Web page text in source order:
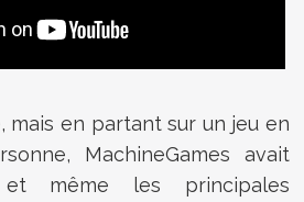
mais en partant sur un jeu en
MachineGames avait
et même les principales